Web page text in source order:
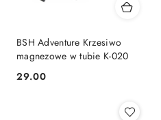
BSH Adventure Krzesiwo
magnezowe w tubie K-020
Cena:
29.00